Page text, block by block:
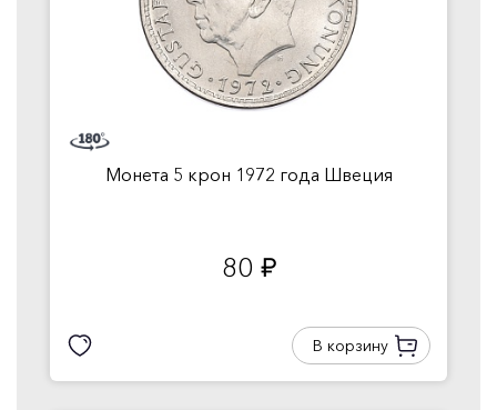
Монета 5 крон 1972 года Швеция
80 руб.
В корзину